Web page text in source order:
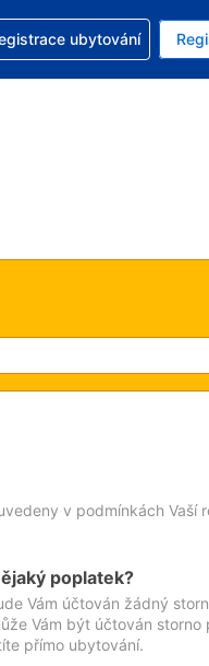
zvolená měna: Česká
Aktuálně zvolený
s rezervací
ubytování
v podmínkách Vaší
poplatek?
Vám účtován žádný
Vám být účtován storno
přímo ubytování.